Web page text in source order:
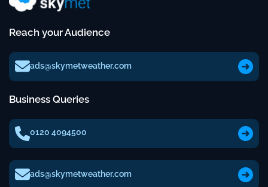
Reach your Audience
ads@skymetweather.com
Business Queries
0120 4094500
ads@skymetweather.com